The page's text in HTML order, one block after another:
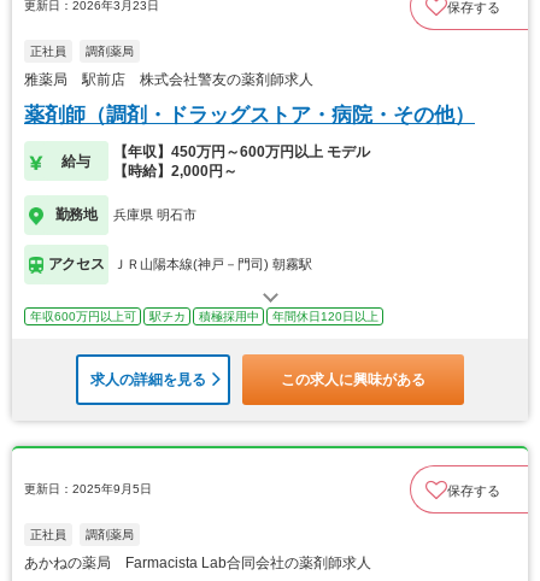
更新日：2026年3月23日 保存する
正社員 調剤薬局
雅薬局 駅前店 株式会社警友の薬剤師求人
薬剤師（調剤・ドラッグストア・病院・その他）
給与
【年収】450万円～600万円以上 モデル
【時給】2,000円～
勤務地 兵庫県 明石市
アクセス ＪＲ山陽本線(神戸－門司) 朝霧駅
年収600万円以上可 駅チカ 積極採用中 年間休日120日以上
求人の詳細を見る この求人に興味がある
更新日：2025年9月5日 保存する
正社員 調剤薬局
あかねの薬局 Farmacista Lab合同会社の薬剤師求人